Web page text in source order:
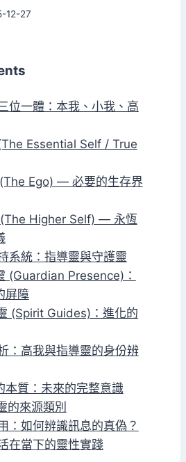
12-27
位一體：本我、小我、高
Essential Self / True
Ego) — 必要的生存界
Higher Self) — 永恆
系統：指導靈與守護靈
(Guardian Presence)：
屏障
(Spirit Guides)：進化的
：高我與指導靈的身份辨
本質：未來的完整意識
的來源類別
：如何辨識訊息的真偽？
在當下的靈性實踐